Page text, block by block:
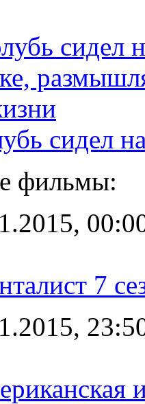
сидел
фильмы:
7